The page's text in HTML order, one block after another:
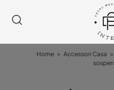
Home > Accessori Casa >